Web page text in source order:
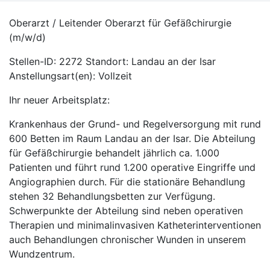
Oberarzt / Leitender Oberarzt für Gefäßchirurgie
(m/w/d)
Stellen-ID: 2272 Standort: Landau an der Isar
Anstellungsart(en): Vollzeit
Ihr neuer Arbeitsplatz:
Krankenhaus der Grund- und Regelversorgung mit rund
600 Betten im Raum Landau an der Isar. Die Abteilung
für Gefäßchirurgie behandelt jährlich ca. 1.000
Patienten und führt rund 1.200 operative Eingriffe und
Angiographien durch. Für die stationäre Behandlung
stehen 32 Behandlungsbetten zur Verfügung.
Schwerpunkte der Abteilung sind neben operativen
Therapien und minimalinvasiven Katheterinterventionen
auch Behandlungen chronischer Wunden in unserem
Wundzentrum.